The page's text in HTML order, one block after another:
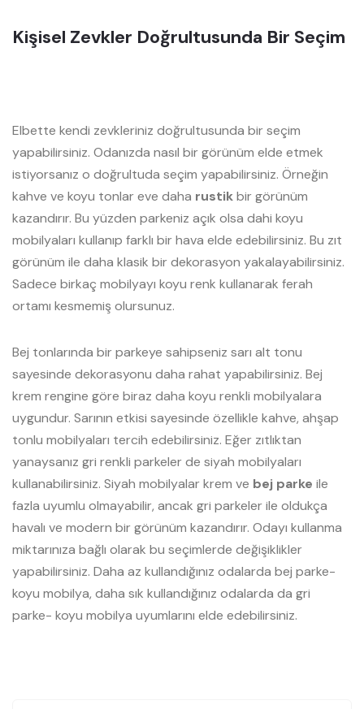
Kişisel Zevkler Doğrultusunda Bir Seçim
Elbette kendi zevkleriniz doğrultusunda bir seçim
yapabilirsiniz. Odanızda nasıl bir görünüm elde etmek
istiyorsanız o doğrultuda seçim yapabilirsiniz. Örneğin
kahve ve koyu tonlar eve daha rustikbir görünüm
kazandırır. Bu yüzden parkeniz açık olsa dahi koyu
mobilyaları kullanıp farklı bir hava elde edebilirsiniz. Bu zıt
görünüm ile daha klasik bir dekorasyon yakalayabilirsiniz.
Sadece birkaç mobilyayı koyu renk kullanarak ferah
ortamı kesmemiş olursunuz.
Bej tonlarında bir parkeye sahipseniz sarı alt tonu
sayesinde dekorasyonu daha rahat yapabilirsiniz. Bej
krem rengine göre biraz daha koyu renkli mobilyalara
uygundur. Sarının etkisi sayesinde özellikle kahve, ahşap
tonlu mobilyaları tercih edebilirsiniz. Eğer zıtlıktan
yanaysanız gri renkli parkeler de siyah mobilyaları
kullanabilirsiniz. Siyah mobilyalar krem ve bej parke ile
fazla uyumlu olmayabilir, ancak gri parkeler ile oldukça
havalı ve modern bir görünüm kazandırır. Odayı kullanma
miktarınıza bağlı olarak bu seçimlerde değişiklikler
yapabilirsiniz. Daha az kullandığınız odalarda bej parke-
koyu mobilya, daha sık kullandığınız odalarda da gri
parke- koyu mobilya uyumlarını elde edebilirsiniz.